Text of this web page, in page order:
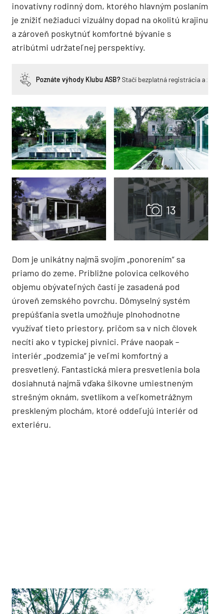
inovatívny rodinný dom, ktorého hlavným poslaním
je znížiť nežiaduci vizuálny dopad na okolitú krajinu
a zároveň poskytnúť komfortné bývanie s
atribútmi udržateľnej perspektívy.
Poznáte výhody Klubu ASB?Stačí bezplatná registrácia a
Dom je unikátny najmä svojím „ponorením“ sa
priamo do zeme. Približne polovica celkového
objemu obývateľných častí je zasadená pod
úroveň zemského povrchu. Dômyselný systém
prepúšťania svetla umožňuje plnohodnotne
využívať tieto priestory, pričom sa v nich človek
necíti ako v typickej pivnici. Práve naopak –
interiér „podzemia“ je veľmi komfortný a
presvetlený. Fantastická miera presvetlenia bola
dosiahnutá najmä vďaka šikovne umiestneným
strešným oknám, svetlíkom a veľkometrážnym
preskleným plochám, ktoré oddeľujú interiér od
exteriéru.